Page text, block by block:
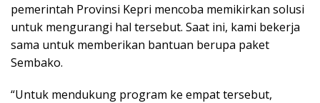
pemerintah Provinsi Kepri mencoba memikirkan solusi
untuk mengurangi hal tersebut. Saat ini, kami bekerja
sama untuk memberikan bantuan berupa paket
Sembako.
“Untuk mendukung program ke empat tersebut,